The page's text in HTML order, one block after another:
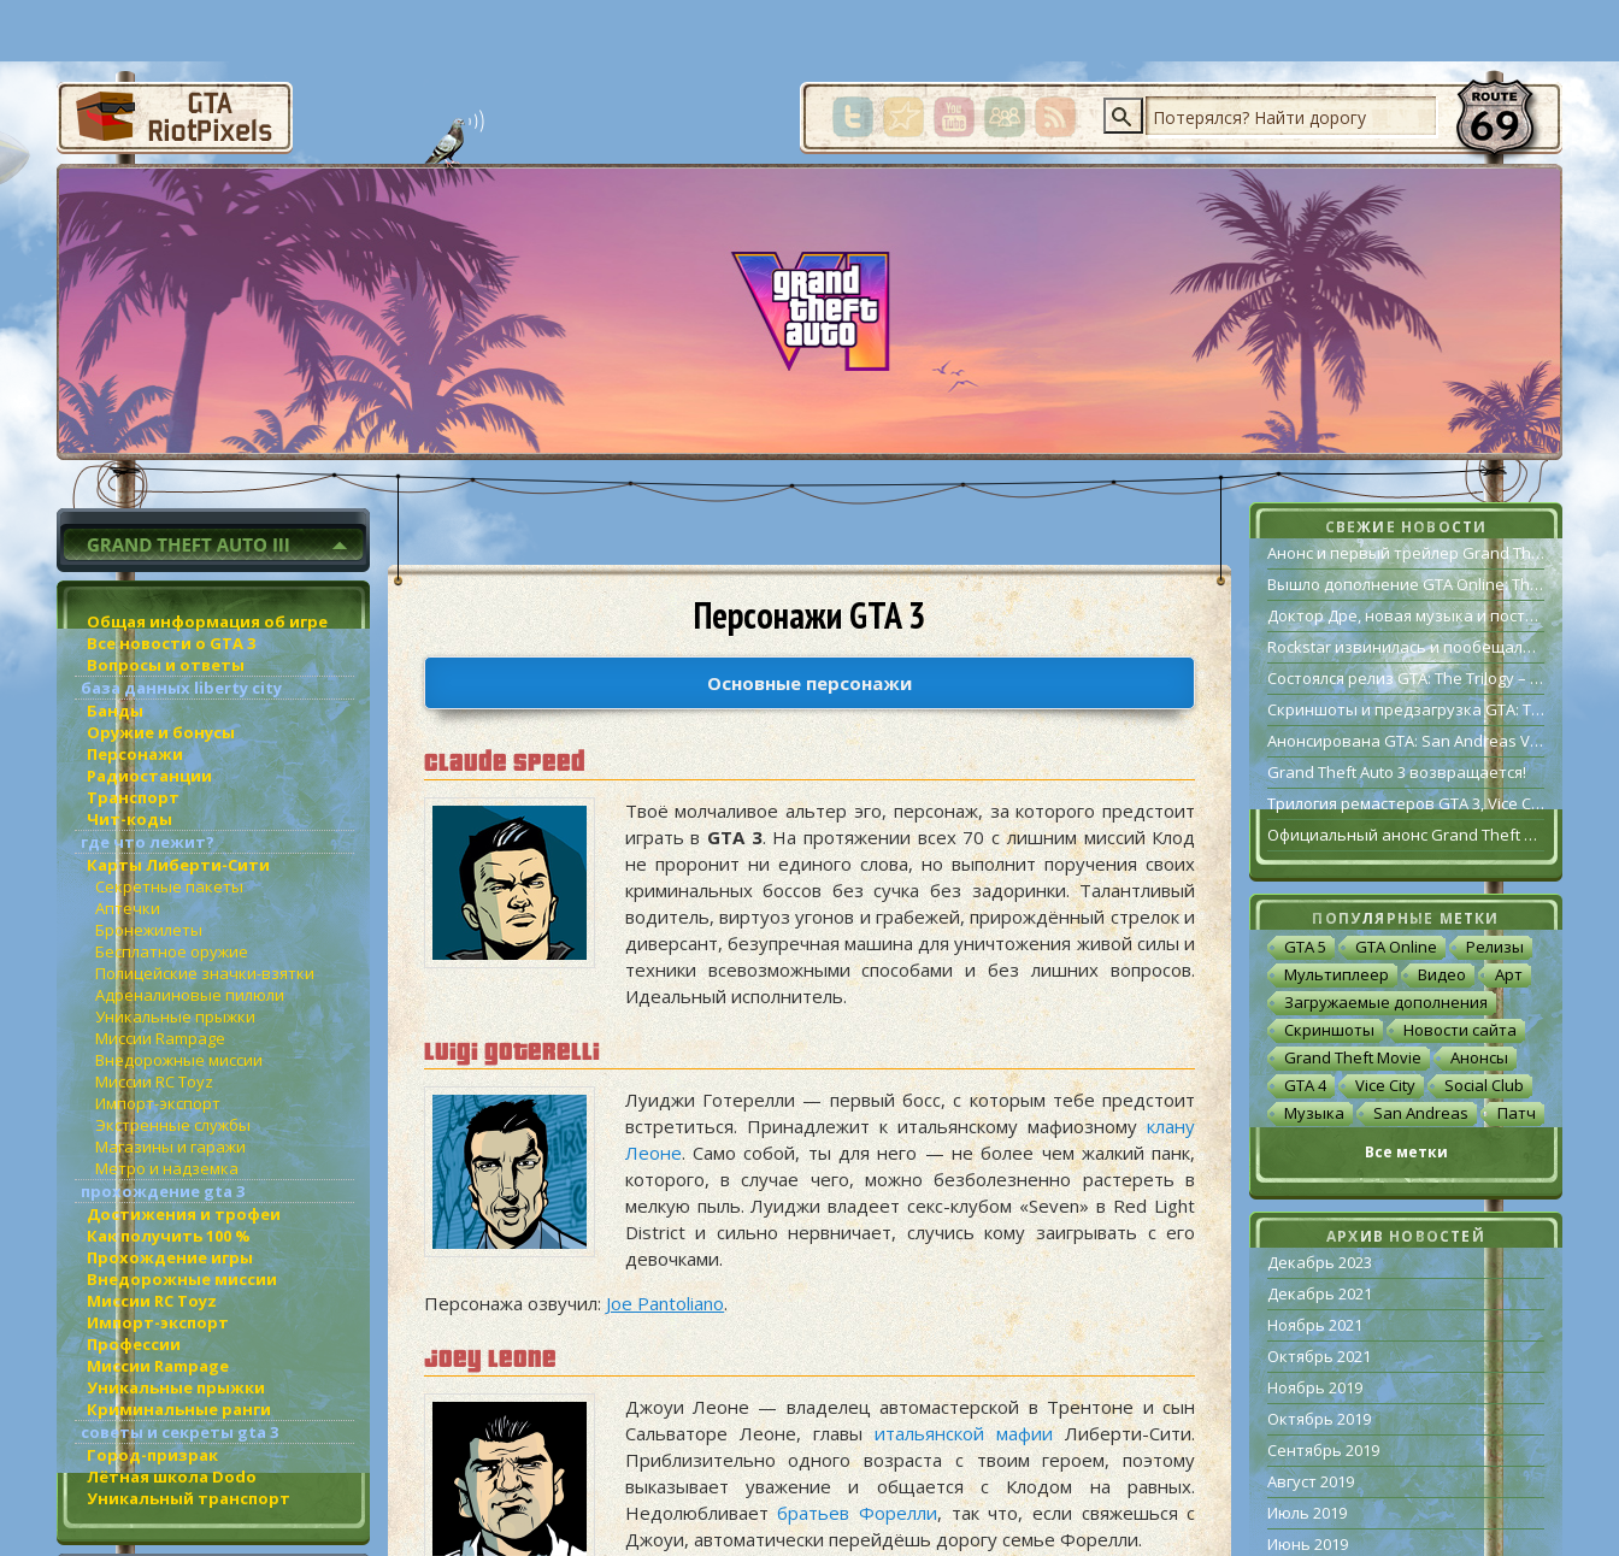
Поиск
Общая информация об игре
Все новости о GTA 3
Вопросы и ответы
база данных liberty city
Банды
Оружие и бонусы
Персонажи
Радиостанции
Транспорт
Чит-коды
где что лежит?
Карты Либерти-Сити
Секретные пакеты
Аптечки
Бронежилеты
Бесплатное оружие
Полицейские значки-взятки
Адреналиновые пилюли
Уникальные прыжки
Миссии Rampage
Внедорожные миссии
Миссии RC Toyz
Импорт-экспорт
Экстренные службы
Магазины и гаражи
Метро и надземка
прохождение gta 3
Достижения и трофеи
Как получить 100 %
Прохождение игры
Внедорожные миссии
Миссии RC Toyz
Импорт-экспорт
Профессии
Миссии Rampage
Уникальные прыжки
Криминальные ранги
советы и секреты gta 3
Город-призрак
Лётная школа Dodo
Уникальный транспорт
Персонажи GTA 3
Основные персонажи
claude speed
Твоё молчаливое альтер эго, персонаж, за которого предстоит
играть в GTA 3. На протяжении всех 70 с лишним миссий Клод
не проронит ни единого слова, но выполнит поручения своих
криминальных боссов без сучка без задоринки. Талантливый
водитель, виртуоз угонов и грабежей, прирождённый стрелок и
диверсант, безупречная машина для уничтожения живой силы и
техники всевозможными способами и без лишних вопросов.
Идеальный исполнитель.
luigi goterelli
Луиджи Готерелли — первый босс, с которым тебе предстоит
встретиться. Принадлежит к итальянскому мафиозномуклану
Леоне. Само собой, ты для него — не более чем жалкий панк,
которого, в случае чего, можно безболезненно растереть в
мелкую пыль. Луиджи владеет секс-клубом «Seven» в Red Light
District и сильно нервничает, случись кому заигрывать с его
девочками.
Персонажа озвучил: Joe Pantoliano.
joey leone
Джоуи Леоне — владелец автомастерской в Трентоне и сын
Сальваторе Леоне, главыитальянской мафииЛиберти-Сити.
Приблизительно одного возраста с твоим героем, поэтому
выказывает уважение и общается с Клодом на равных.
Недолюбливаетбратьев Форелли, так что, если свяжешься с
Джоуи, автоматически перейдёшь дорогу семье Форелли.
СВЕЖИЕ НОВОСТИ
Анонс и первый трейлер Grand Theft Auto VI
Вышло дополнение GTA Online: The Contract
Доктор Дре, новая музыка и постаревший Франклин Клинтон в дополнении GTA Online: The Contract
Rockstar извинилась и пообещала исправить GTA: The Trilogy – The Definitive Edition [обновлено]
Состоялся релиз GTA: The Trilogy – The Definitive Edition
Скриншоты и предзагрузка GTA: The Trilogy – The Definitive Edition
Анонсирована GTA: San Andreas VR для Oculus Quest 2
Grand Theft Auto 3 возвращается!
Трилогия ремастеров GTA 3, Vice City и San Andreas выйдет 11 ноября
Официальный анонс Grand Theft Auto: The Trilogy – The Definitive Edition
ПОПУЛЯРНЫЕ МЕТКИ
GTA 5 GTA Online
Релизы
Мультиплеер
Видео
Арт
Загружаемые дополнения
Скриншоты
Новости сайта
Grand Theft Movie
Анонсы
GTA 4
Vice City
Social Club
Музыка
San Andreas Патч
Все метки
АРХИВ НОВОСТЕЙ
Декабрь 2023
Декабрь 2021
Ноябрь 2021
Октябрь 2021
Ноябрь 2019
Октябрь 2019
Сентябрь 2019
Август 2019
Июль 2019
Июнь 2019